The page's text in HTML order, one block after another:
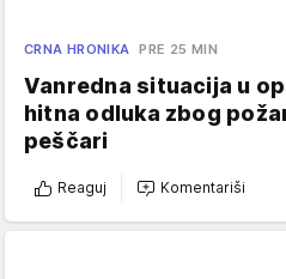
CRNA HRONIKA PRE 25 MIN
Vanredna situacija u
hitna odluka zbog
peščari
Reaguj Komentariši